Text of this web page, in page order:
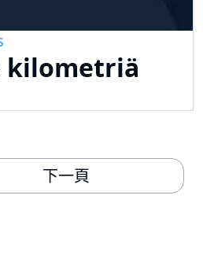
kilometriä
下一頁